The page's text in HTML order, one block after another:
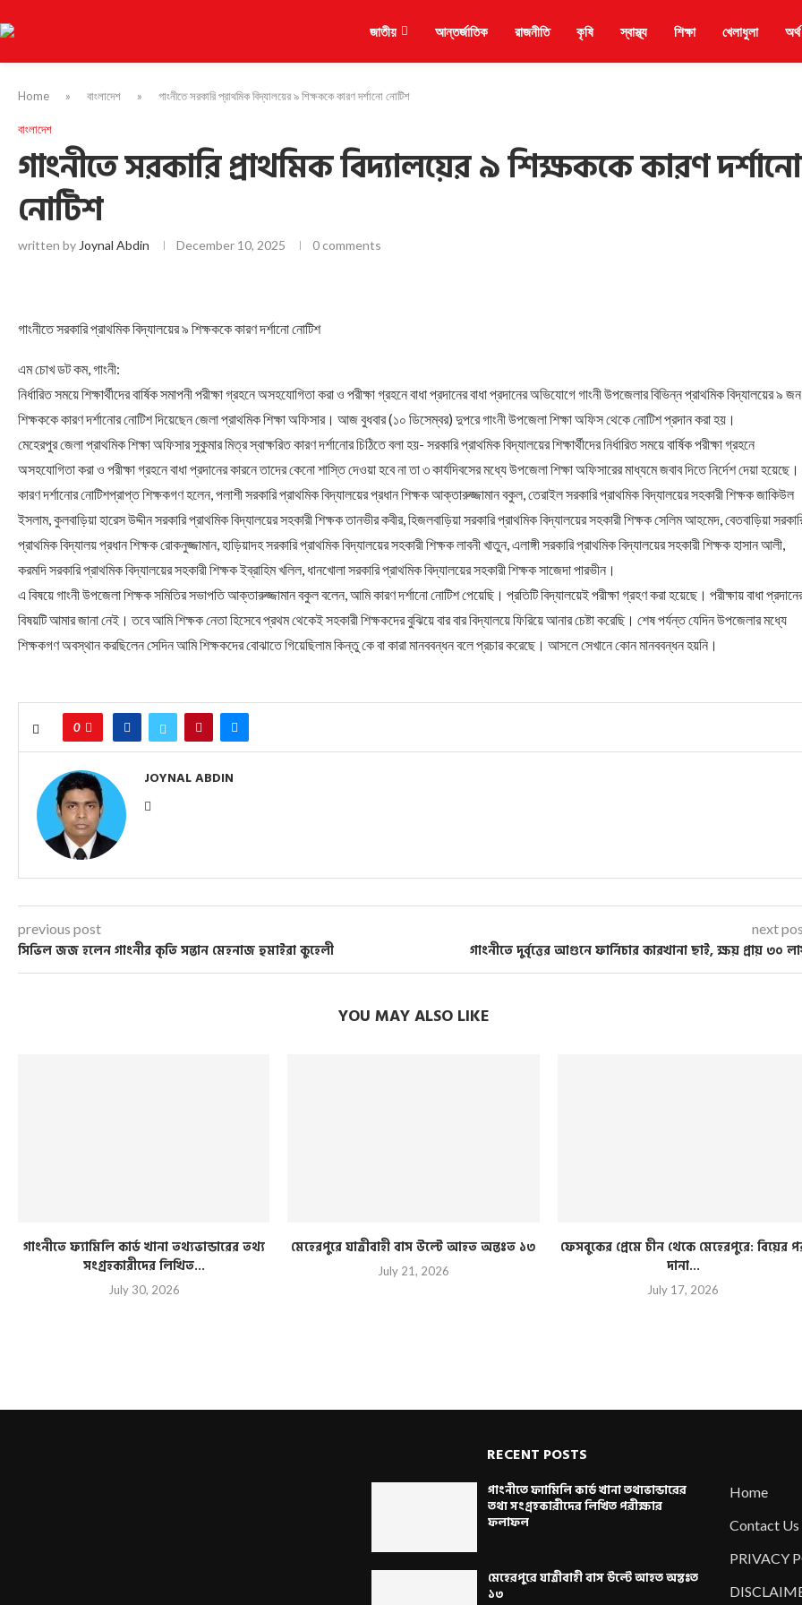
জাতীয় আন্তর্জাতিক রাজনীতি কৃষি স্বাস্থ্য শিক্ষা খেলাধুলা
Home » বাংলাদেশ » গাংনীতে সরকারি প্রাথমিক বিদ্যালয়ের ৯ শিক্ষককে কারণ দর্শানো নোটিশ
বাংলাদেশ
গাংনীতে সরকারি প্রাথমিক বিদ্যালয়ের ৯ শিক্ষককে কারণ দর্শানো
নোটিশ
written by Joynal Abdin December 10, 2025 0 comments
গাংনীতে সরকারি প্রাথমিক বিদ্যালয়ের ৯ শিক্ষককে কারণ দর্শানো নোটিশ
এম চোখ ডট কম, গাংনী:
নির্ধারিত সময়ে শিক্ষার্থীদের বার্ষিক সমাপনী পরীক্ষা গ্রহনে অসহযোগিতা করা ও পরীক্ষা গ্রহনে বাধা প্রদানের বাধা প্রদানের অভিযোগে গাংনী উপজেলার বিভিন্ন প্রাথমিক বিদ্যালয়ের ৯ জন
শিক্ষককে কারণ দর্শানোর নোটিশ দিয়েছেন জেলা প্রাথমিক শিক্ষা অফিসার। আজ বুধবার (১০ ডিসেম্বর) দুপরে গাংনী উপজেলা শিক্ষা অফিস থেকে নোটিশ প্রদান করা হয়।
মেহেরপুর জেলা প্রাথমিক শিক্ষা অফিসার সুকুমার মিত্র স্বাক্ষরিত কারণ দর্শানোর চিঠিতে বলা হয়- সরকারি প্রাথমিক বিদ্যালয়ের শিক্ষার্থীদের নির্ধারিত সময়ে বার্ষিক পরীক্ষা গ্রহনে
অসহযোগিতা করা ও পরীক্ষা গ্রহনে বাধা প্রদানের কারনে তাদের কেনো শাস্তি দেওয়া হবে না তা ৩ কার্যদিবসের মধ্যে উপজেলা শিক্ষা অফিসারের মাধ্যমে জবাব দিতে নির্দেশ দেয়া হয়েছে।
কারণ দর্শানোর নোটিশপ্রাপ্ত শিক্ষকগণ হলেন, পলাশী সরকারি প্রাথমিক বিদ্যালয়ের প্রধান শিক্ষক আক্তারুজ্জামান বকুল, তেরাইল সরকারি প্রাথমিক বিদ্যালয়ের সহকারী শিক্ষক জাকিউল
ইসলাম, কুলবাড়িয়া হারেস উদ্দীন সরকারি প্রাথমিক বিদ্যালয়ের সহকারী শিক্ষক তানভীর কবীর, হিজলবাড়িয়া সরকারি প্রাথমিক বিদ্যালয়ের সহকারী শিক্ষক সেলিম আহমেদ, বেতবাড়িয়া
প্রাথমিক বিদ্যালয় প্রধান শিক্ষক রোকনুজ্জামান, হাড়িয়াদহ সরকারি প্রাথমিক বিদ্যালয়ের সহকারী শিক্ষক লাবনী খাতুন, এলাঙ্গী সরকারি প্রাথমিক বিদ্যালয়ের সহকারী শিক্ষক হাসান আলী,
করমদি সরকারি প্রাথমিক বিদ্যালয়ের সহকারী শিক্ষক ইব্রাহিম খলিল, ধানখোলা সরকারি প্রাথমিক বিদ্যালয়ের সহকারী শিক্ষক সাজেদা পারভীন।
এ বিষয়ে গাংনী উপজেলা শিক্ষক সমিতির সভাপতি আক্তারুজ্জামান বকুল বলেন, আমি কারণ দর্শানো নোটিশ পেয়েছি। প্রতিটি বিদ্যালয়েই পরীক্ষা গ্রহণ করা হয়েছে। পরীক্ষায় বাধা
বিষয়টি আমার জানা নেই। তবে আমি শিক্ষক নেতা হিসেবে প্রথম থেকেই সহকারী শিক্ষকদের বুঝিয়ে বার বার বিদ্যালয়ে ফিরিয়ে আনার চেষ্টা করেছি। শেষ পর্যন্ত যেদিন উপজেলার মধ্যে
শিক্ষকগণ অবস্থান করছিলেন সেদিন আমি শিক্ষকদের বোঝাতে গিয়েছিলাম কিন্তু কে বা কারা মানববন্ধন বলে প্রচার করেছে। আসলে সেখানে কোন মানববন্ধন হয়নি।
0
JOYNAL ABDIN
previous post
সিভিল জজ হলেন গাংনীর কৃতি সন্তান মেহনাজ হুমাইরা কুহেলী
next
গাংনীতে দুর্বৃত্তের আগুনে ফার্নিচার কারখানা ছাই, ক্ষয় প্রায় ৩০
YOU MAY ALSO LIKE
গাংনীতে ফ্যামিলি কার্ড খানা তথ্যভান্ডারের তথ্য
সংগ্রহকারীদের লিখিত...
July 30, 2026
মেহেরপুরে যাত্রীবাহী বাস উল্টে আহত অন্তঃত ১৩
July 21, 2026
ফেসবুকের প্রেমে চীন থেকে মেহেরপুরে: বিয়ের
দানা...
July 17, 2026
RECENT POSTS
গাংনীতে ফ্যামিলি কার্ড খানা তথ্যভান্ডারের
তথ্য সংগ্রহকারীদের লিখিত পরীক্ষার
ফলাফল
মেহেরপুরে যাত্রীবাহী বাস উল্টে আহত অন্তঃত
১৩
Home
Contact Us
PRIVACY